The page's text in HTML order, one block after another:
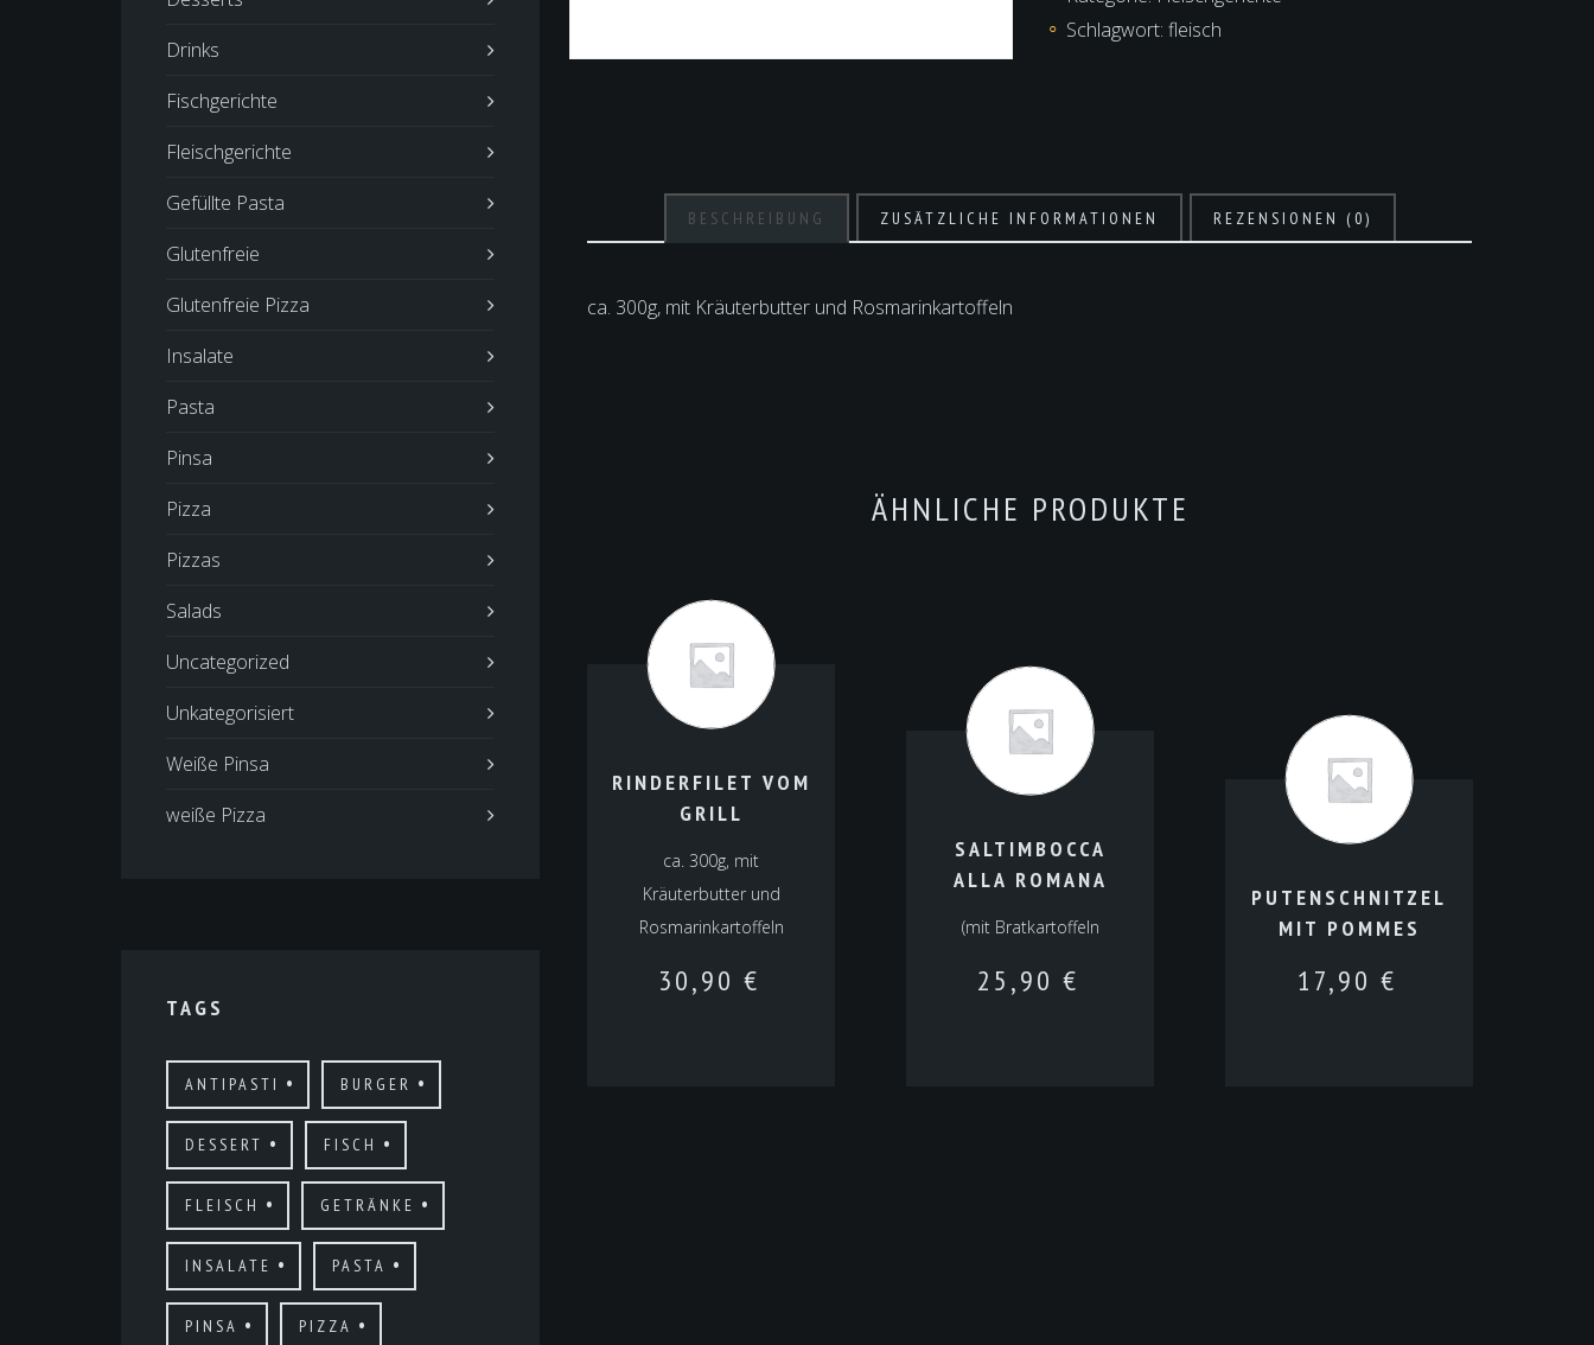
Schlagwort: fleisch
BESCHREIBUNG ZUSÄTZLICHE INFORMATIONEN REZENSIONEN (0)
ca. 300g, mit Kräuterbutter und Rosmarinkartoffeln
ÄHNLICHE PRODUKTE
RINDERFILET VOM
GRILL
ca. 300g, mit
Kräuterbutter und
Rosmarinkartoffeln
30,90 €
SALTIMBOCCA
ALLA ROMANA
(mit Bratkartoffeln
25,90 €
PUTENSCHNITZEL
MIT POMMES
17,90 €
Drinks
Fischgerichte
Fleischgerichte
Gefüllte Pasta
Glutenfreie
Glutenfreie Pizza
Insalate
Pasta
Pinsa
Pizza
Pizzas
Salads
Uncategorized
Unkategorisiert
Weiße Pinsa
weiße Pizza
TAGS
ANTIPASTI BURGER
DESSERT FISCH
FLEISCH GETRÄNKE
INSALATE PASTA
PINSA PIZZA